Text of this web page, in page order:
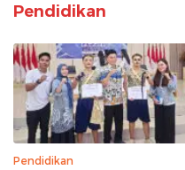
Pendidikan
Pendidikan